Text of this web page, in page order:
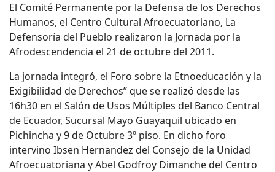
El Comité Permanente por la Defensa de los Derechos
Humanos, el Centro Cultural Afroecuatoriano, La
Defensoría del Pueblo realizaron la Jornada por la
Afrodescendencia el 21 de octubre del 2011.
La jornada integró, el Foro sobre la Etnoeducación y la
Exigibilidad de Derechos” que se realizó desde las
16h30 en el Salón de Usos Múltiples del Banco Central
de Ecuador, Sucursal Mayo Guayaquil ubicado en
Pichincha y 9 de Octubre 3º piso. En dicho foro
intervino Ibsen Hernandez del Consejo de la Unidad
Afroecuatoriana y Abel Godfroy Dimanche del Centro